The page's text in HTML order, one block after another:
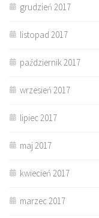
grudzień 2017
listopad 2017
październik 2017
wrzesień 2017
lipiec 2017
maj 2017
kwiecień 2017
marzec 2017